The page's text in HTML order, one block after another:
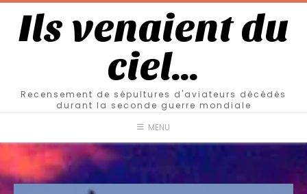
Ils venaient du
ciel…
Recensement de sépultures d'aviateurs décédés
durant la seconde guerre mondiale
MENU